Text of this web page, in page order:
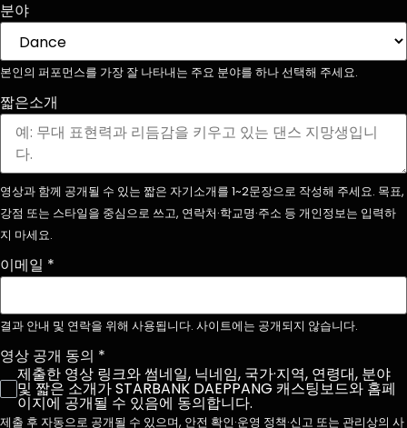
분야
본인의 퍼포먼스를 가장 잘 나타내는 주요 분야를 하나 선택해 주세요.
짧은소개
영상과 함께 공개될 수 있는 짧은 자기소개를 1~2문장으로 작성해 주세요. 목표,
강점 또는 스타일을 중심으로 쓰고, 연락처·학교명·주소 등 개인정보는 입력하
지 마세요.
이메일 *
결과 안내 및 연락을 위해 사용됩니다. 사이트에는 공개되지 않습니다.
영상 공개 동의 *
제출한 영상 링크와 썸네일, 닉네임, 국가·지역, 연령대, 분야
및 짧은 소개가 STARBANK DAEPPANG 캐스팅보드와 홈페
이지에 공개될 수 있음에 동의합니다.
제출 후 자동으로 공개될 수 있으며, 안전 확인·운영 정책·신고 또는 관리상의 사